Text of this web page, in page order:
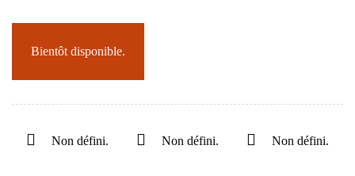
Bientôt disponible.
Non défini. Non défini. Non défini.